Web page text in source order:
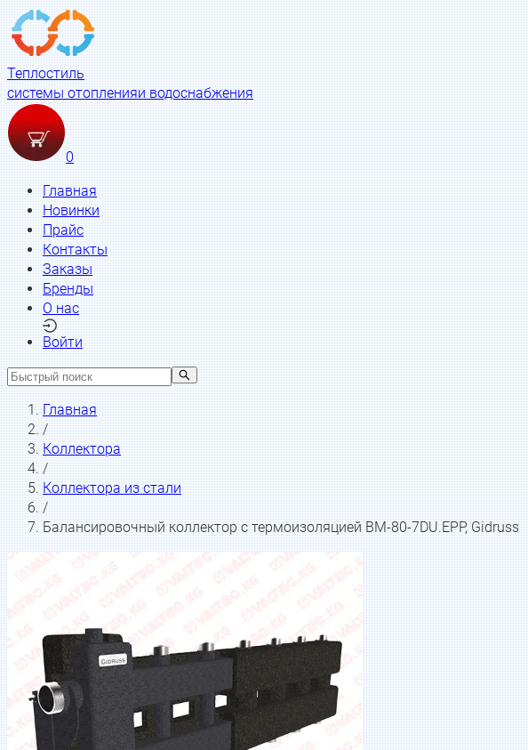
Теплостиль
системы отопленияи водоснабжения
0
Главная
Новинки
Прайс
Контакты
Заказы
Бренды
О нас
Войти
Главная
/
Коллектора
/
Коллектора из стали
/
Балансировочный коллектор с термоизоляцией BM-80-7DU.EPP, Gidruss